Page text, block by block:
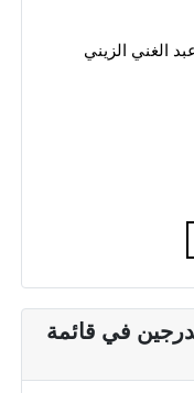
الغني الزيني
في قائمة